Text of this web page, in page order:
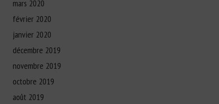
mars 2020
février 2020
janvier 2020
décembre 2019
novembre 2019
octobre 2019
août 2019